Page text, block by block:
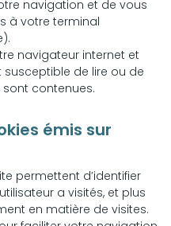
navigation et de vous
à votre terminal
navigateur internet et
susceptible de lire ou de
contenues.
émis sur
permettent d’identifier
a visités, et plus
en matière de visites.